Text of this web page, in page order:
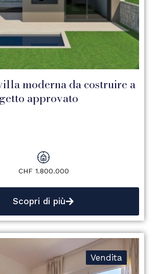
moderna da costruire a
approvato
CHF 1.800.000
Scopri di più
Vendita